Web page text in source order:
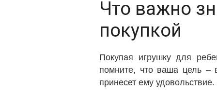
Что важно
покупкой
Покупая игрушку для
помните, что ваша цель –
принесет ему удовольствие.